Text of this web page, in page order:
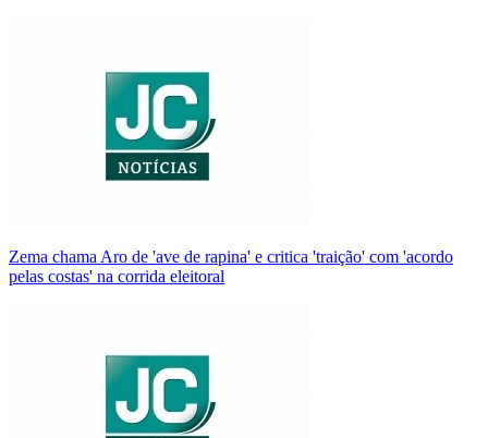
Zema chama Aro de 'ave de rapina' e critica 'traição' com 'acordo
pelas costas' na corrida eleitoral